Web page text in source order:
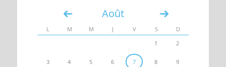
Août
« »
L M M J V S
D
1
2
3 4 5 6 7 8 9